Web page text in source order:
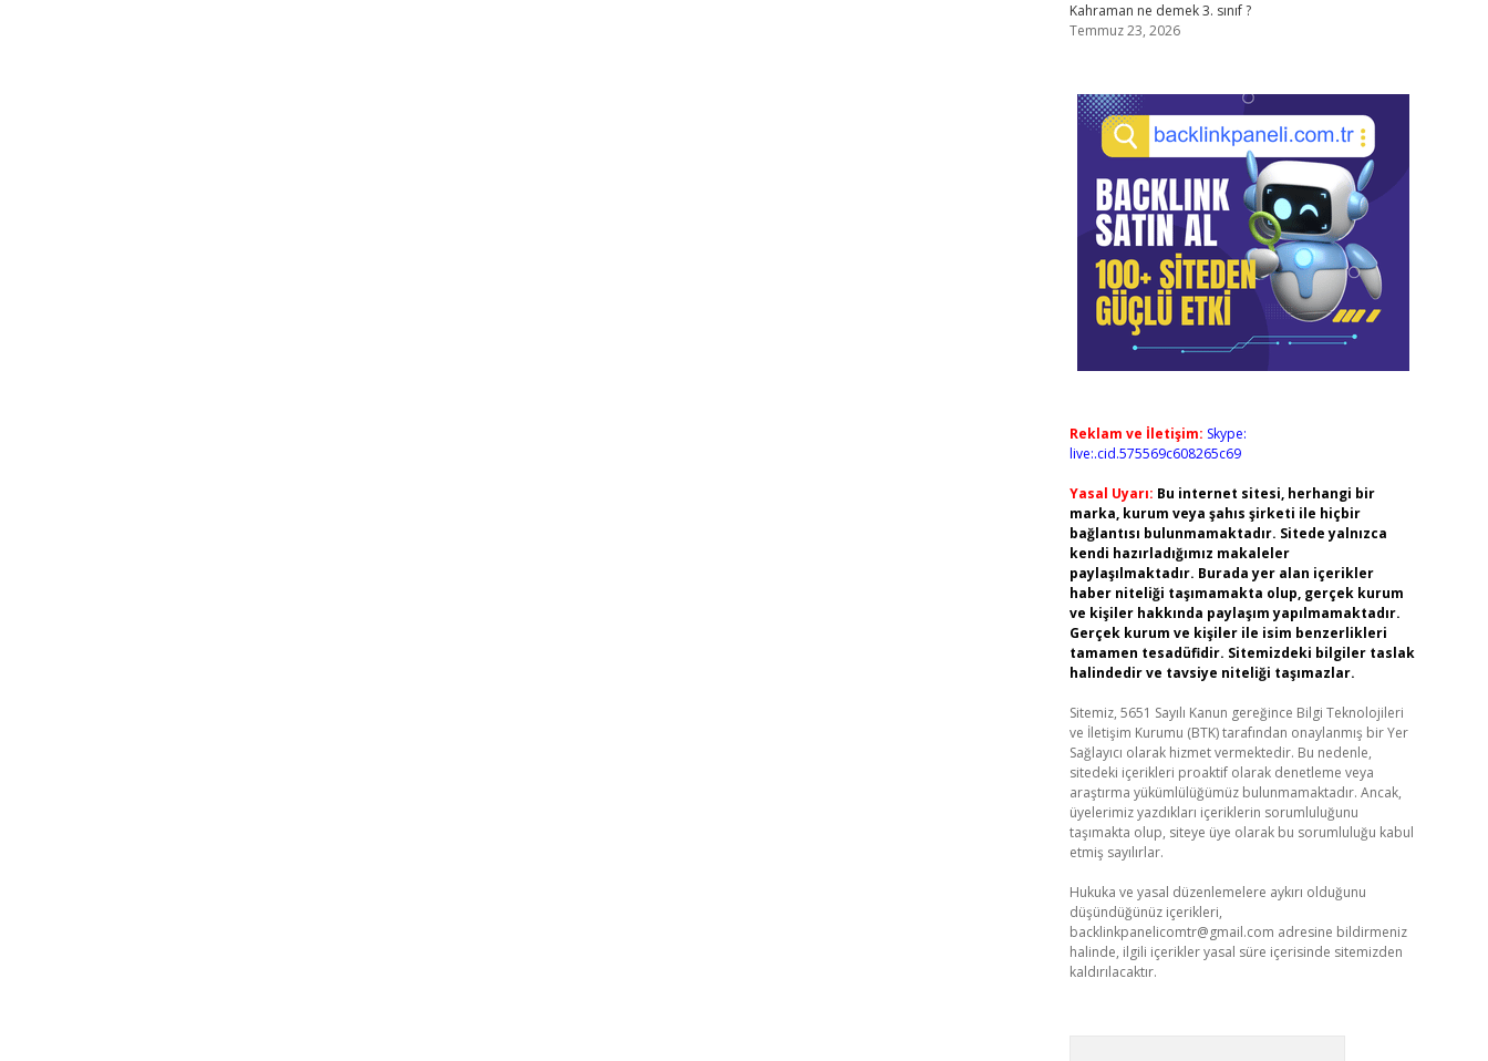
Kahraman ne demek 3. sınıf ?
Temmuz 23, 2026
Reklam ve İletişim: Skype:
live:.cid.575569c608265c69
Yasal Uyarı: Bu internet sitesi, herhangi bir
marka, kurum veya şahıs şirketi ile hiçbir
bağlantısı bulunmamaktadır. Sitede yalnızca
kendi hazırladığımız makaleler
paylaşılmaktadır. Burada yer alan içerikler
haber niteliği taşımamakta olup, gerçek kurum
ve kişiler hakkında paylaşım yapılmamaktadır.
Gerçek kurum ve kişiler ile isim benzerlikleri
tamamen tesadüfidir. Sitemizdeki bilgiler taslak
halindedir ve tavsiye niteliği taşımazlar.
Sitemiz, 5651 Sayılı Kanun gereğince Bilgi Teknolojileri
ve İletişim Kurumu (BTK) tarafından onaylanmış bir Yer
Sağlayıcı olarak hizmet vermektedir. Bu nedenle,
sitedeki içerikleri proaktif olarak denetleme veya
araştırma yükümlülüğümüz bulunmamaktadır. Ancak,
üyelerimiz yazdıkları içeriklerin sorumluluğunu
taşımakta olup, siteye üye olarak bu sorumluluğu kabul
etmiş sayılırlar.
Hukuka ve yasal düzenlemelere aykırı olduğunu
düşündüğünüz içerikleri,
backlinkpanelicomtr@gmail.com adresine bildirmeniz
halinde, ilgili içerikler yasal süre içerisinde sitemizden
kaldırılacaktır.